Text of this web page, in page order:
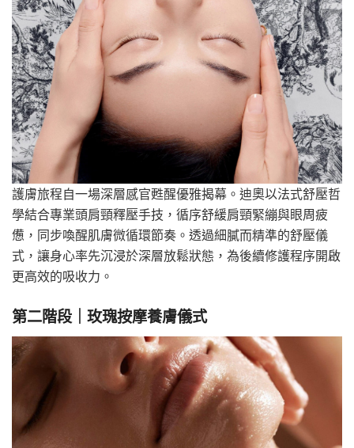
護膚旅程自一場深層感官甦醒優雅揭幕。迪奧以法式舒壓哲
學結合專業頭肩頸釋壓手技，循序舒緩肩頸緊繃與眼周疲
憊，同步喚醒肌膚微循環節奏。透過細膩而精準的舒壓儀
式，讓身心率先沉浸於深層放鬆狀態，為後續修護程序開啟
更高效的吸收力。
第二階段｜玫瑰按摩養膚儀式